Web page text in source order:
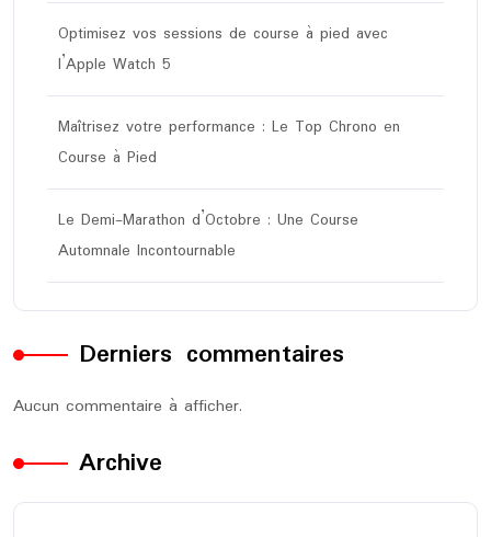
Optimisez vos sessions de course à pied avec
l’Apple Watch 5
Maîtrisez votre performance : Le Top Chrono en
Course à Pied
Le Demi-Marathon d’Octobre : Une Course
Automnale Incontournable
Derniers commentaires
Aucun commentaire à afficher.
Archive